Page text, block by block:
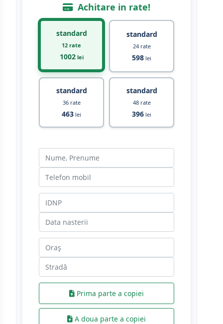
Achitare in rate!
standard
12 rate
1002lei
standard
24 rate
598 lei
standard
36 rate
463 lei
standard
48 rate
396 lei
Prima parte a copiei
A doua parte a copiei